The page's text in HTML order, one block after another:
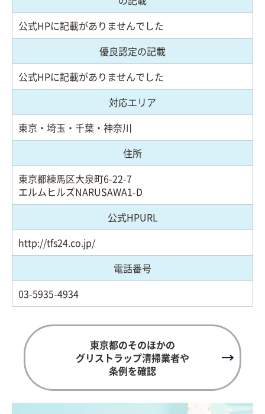
公式HPに記載がありませんでした
優良認定の記載
公式HPに記載がありませんでした
対応エリア
東京・埼玉・千葉・神奈川
住所
東京都練馬区大泉町6-22-7
エルムヒルズNARUSAWA1-D
公式HPURL
http://tfs24.co.jp/
電話番号
03-5935-4934
東京都のそのほかの
グリストラップ清掃業者や
条例を確認